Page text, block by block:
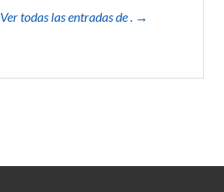
Ver todas las entradas de . →